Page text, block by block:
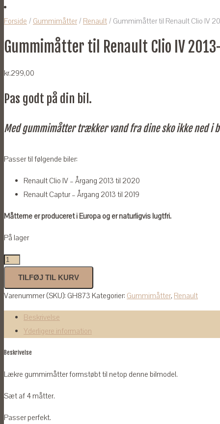
Forside / Gummimåtter / Renault / Gummimåtter til Renault Clio IV
Gummimåtter til Renault Clio IV
kr.299,00
Pas godt på din bil.
Med gummimåtter trækker vand fra dine sko ikke ned i
Passer til følgende biler:
Renault Clio IV – Årgang 2013 til 2020
Renault Captur – Årgang 2013 til 2019
Måtterne er produceret i Europa og er naturligvis lugtfri.
På lager
Gummimåtter
Renault
Clio
IV
2013-
2020
og
2019
TILFØJ TIL KURV
Varenummer (SKU): GH873 Kategorier: Gummimåtter, Renault
Beskrivelse
Yderligere information
Beskrivelse
Lækre gummimåtter formstøbt til netop denne bilmodel.
Sæt af 4 måtter.
Passer perfekt.